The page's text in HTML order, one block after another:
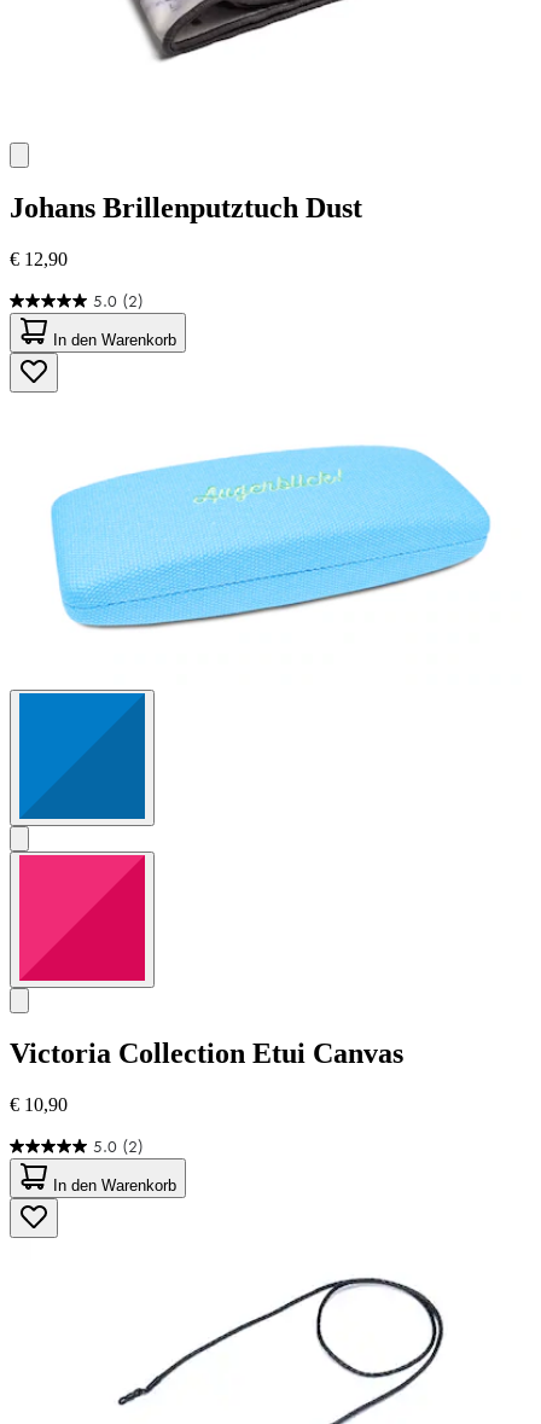
Johans Brillenputztuch Dust
€ 12,90
5.0 (2)
5.0
von
5
Sternen.
2
In den Warenkorb
Victoria Collection Etui Canvas
€ 10,90
5.0 (2)
5.0
von
5
Sternen.
2
In den Warenkorb